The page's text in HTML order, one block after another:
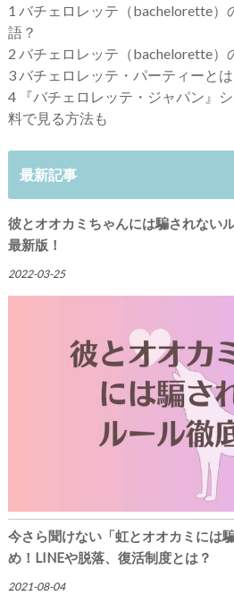
1 バチェロレッテ（bachelorette）
語？
2 バチェロレッテ（bachelorette）
3バチェロレッテ・パーティーとは
4『バチェロレッテ・ジャパン』
料で見る方法も
最新記事
彼とオオカミちゃんには騙されない
最新版！
2022-03-25
今さら聞けない「虹とオオカミには
め！LINEや脱落、復活制度とは？
2021-08-04